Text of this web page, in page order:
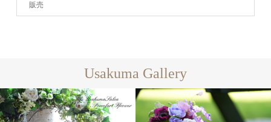
販売
Usakuma Gallery